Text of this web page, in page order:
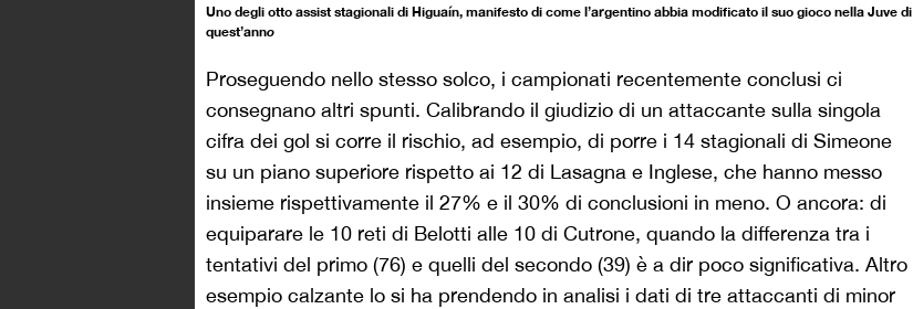
Uno degli otto assist stagionali di Higuaín, manifesto di come l’argentino abbia modificato il suo gioco nella Juve di
quest’anno
Proseguendo nello stesso solco, i campionati recentemente conclusi ci
consegnano altri spunti. Calibrando il giudizio di un attaccante sulla singola
cifra dei gol si corre il rischio, ad esempio, di porre i 14 stagionali di Simeone
su un piano superiore rispetto ai 12 di Lasagna e Inglese, che hanno messo
insieme rispettivamente il 27% e il 30% di conclusioni in meno. O ancora: di
equiparare le 10 reti di Belotti alle 10 di Cutrone, quando la differenza tra i
tentativi del primo (76) e quelli del secondo (39) è a dir poco significativa. Altro
esempio calzante lo si ha prendendo in analisi i dati di tre attaccanti di minor